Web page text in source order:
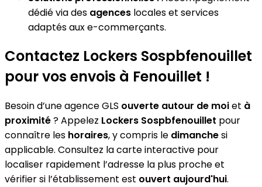
dédié via des agences locales et services
adaptés aux e-commerçants.
Contactez Lockers Sospbfenouillet
pour vos envois à Fenouillet !
Besoin d’une agence GLS ouverte autour de moiet à
proximité? Appelez Lockers Sospbfenouillet pour
connaître les horaires, y compris le dimanchesi
applicable. Consultez la carte interactive pour
localiser rapidement l’adresse la plus proche et
vérifier si l’établissement est ouvert aujourd'hui.